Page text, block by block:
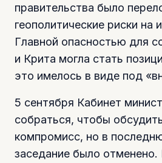
правительства было
геополитические риски на
Главной опасностью для
и Крита могла стать
это имелось в виде под
5 сентября Кабинет
собраться, чтобы
компромисс, но в
заседание было